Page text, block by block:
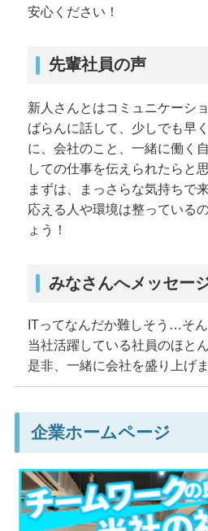
安心ください！
先輩社員の声
新人さんとはコミュニケーシ
ばらんに話して、少しでも早
に、会社のこと、一緒に働く
しての仕事を伝えられたらと思
まずは、まっさらな気持ちで
応える人や環境は整っている
ょう！
みなさんへメッセー
ITってなんだか難しそう…そ
当社活躍している社員のほと
是非、一緒に会社を盛り上げ
企業ホームページ